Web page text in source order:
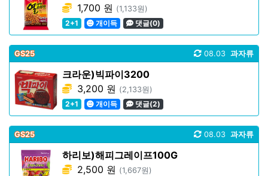
1,700 원 (1,133원)
2+1
개이득 댓글(0)
GS25 과자류
08.03
크라운)빅파이3200
3,200 원 (2,133원)
2+1
개이득 댓글(2)
GS25 과자류
08.03
하리보)해피그레이프100G
2,500 원 (1,667원)